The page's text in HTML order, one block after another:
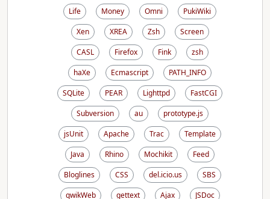
Life
Money Omni
PukiWiki
Xen
XREA Zsh
Screen
CASL
Firefox Fink
zsh
haXe
Ecmascript
PATH_INFO
SQLite
PEAR Lighttpd
FastCGI
Subversion
au
prototype.js
jsUnit
Apache Trac
Template
Java
Rhino Mochikit
Feed
Bloglines
CSS del.icio.us
SBS
qwikWeb
gettext Ajax
JSDoc